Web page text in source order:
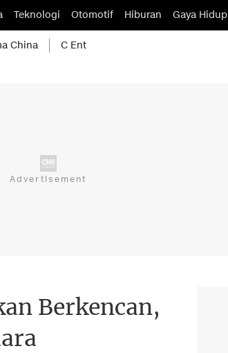
Teknologi Otomotif Hiburan Gaya Hidup
China C Ent
Berkencan,